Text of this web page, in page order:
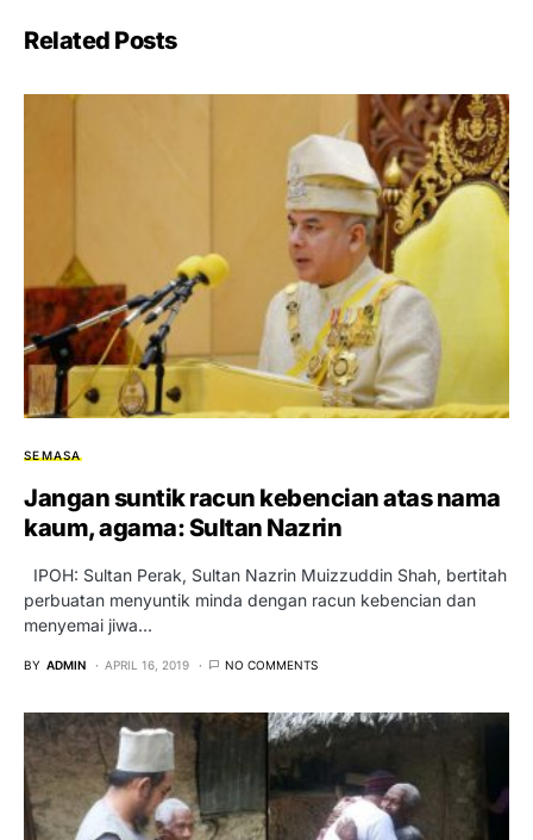
Related Posts
SEMASA
Jangan suntik racun kebencian atas nama
kaum, agama: Sultan Nazrin
IPOH: Sultan Perak, Sultan Nazrin Muizzuddin Shah, bertitah
perbuatan menyuntik minda dengan racun kebencian dan
menyemai jiwa…
BY ADMIN APRIL 16, 2019 NO COMMENTS